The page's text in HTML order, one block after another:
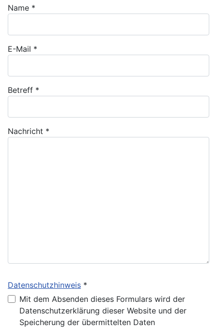
Name *
E-Mail *
Betreff *
Nachricht *
Datenschutzhinweis *
Datenschutzhinweis
Mit dem Absenden dieses Formulars wird der
Datenschutzerklärung dieser Website und der
Speicherung der übermittelten Daten